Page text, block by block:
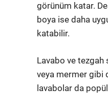
görünüm katar.
boya ise daha
katabilir.
Lavabo ve tezgah
veya mermer gibi
lavabolar da